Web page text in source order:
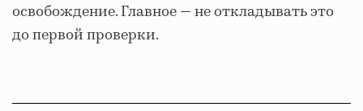
освобождение. Главное — не откладывать это
до первой проверки.